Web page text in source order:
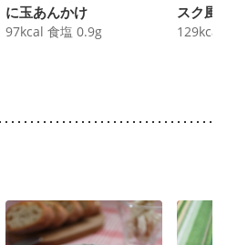
に玉あんかけ
97kcal 食塩 0.9g
スク風
129kcal